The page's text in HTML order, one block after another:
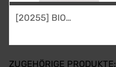
[20255] BIO
ZUGEHÖRIGE PRODUKTE: